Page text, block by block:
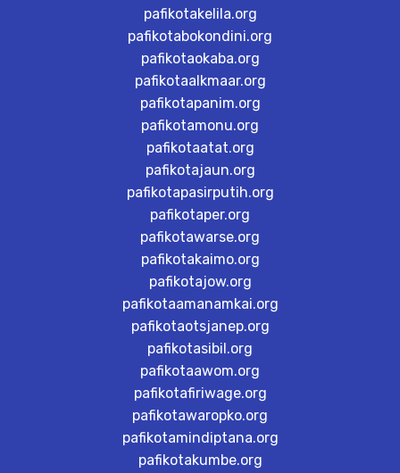
pafikotakelila.org
pafikotabokondini.org
pafikotaokaba.org
pafikotaalkmaar.org
pafikotapanim.org
pafikotamonu.org
pafikotaatat.org
pafikotajaun.org
pafikotapasirputih.org
pafikotaper.org
pafikotawarse.org
pafikotakaimo.org
pafikotajow.org
pafikotaamanamkai.org
pafikotaotsjanep.org
pafikotasibil.org
pafikotaawom.org
pafikotafiriwage.org
pafikotawaropko.org
pafikotamindiptana.org
pafikotakumbe.org